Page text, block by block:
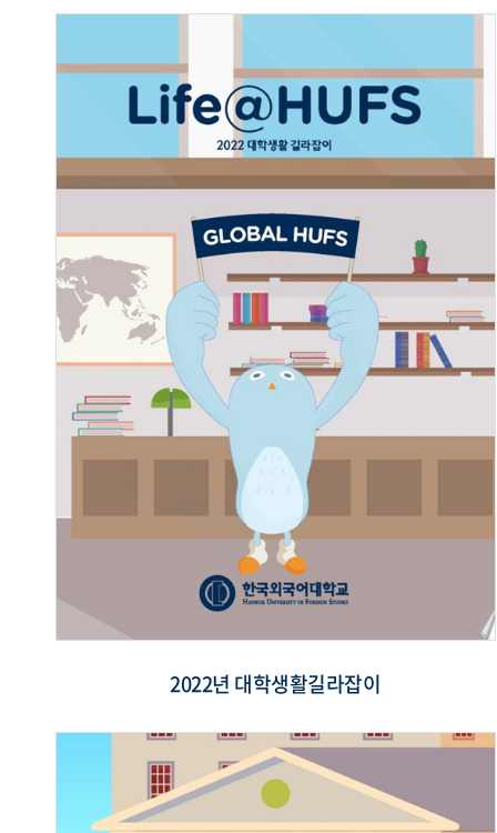
2022년 대학생활길라잡이